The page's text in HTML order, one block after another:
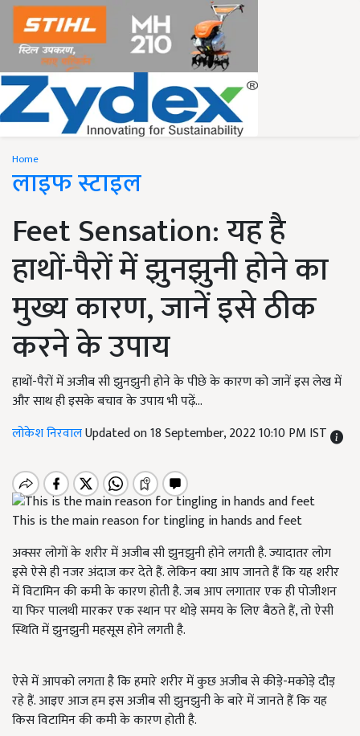
Home
लाइफ स्टाइल
Feet Sensation: यह है
हाथों-पैरों में झुनझुनी होने का
मुख्य कारण, जानें इसे ठीक
करने के उपाय
हाथों-पैरों में अजीब सी झुनझुनी होने के पीछे के कारण को जानें इस लेख में
और साथ ही इसके बचाव के उपाय भी पढ़ें...
लोकेश निरवालUpdated on 18 September, 2022 10:10 PM IST
This is the main reason for tingling in hands and feet
अक्सर लोगों के शरीर में अजीब सी झुनझुनी होने लगती है. ज्यादातर लोग
इसे ऐसे ही नजर अंदाज कर देते हैं. लेकिन क्या आप जानते हैं कि यह शरीर
में विटामिन की कमी के कारण होती है. जब आप लगातार एक ही पोजीशन
या फिर पालथी मारकर एक स्थान पर थोड़े समय के लिए बैठते हैं, तो ऐसी
स्थिति में झुनझुनी महसूस होने लगती है.
ऐसे में आपको लगता है कि हमारे शरीर में कुछ अजीब से कीड़े-मकोड़े दौड़
रहे हैं. आइए आज हम इस अजीब सी झुनझुनी के बारे में जानते हैं कि यह
किस विटामिन की कमी के कारण होती है.